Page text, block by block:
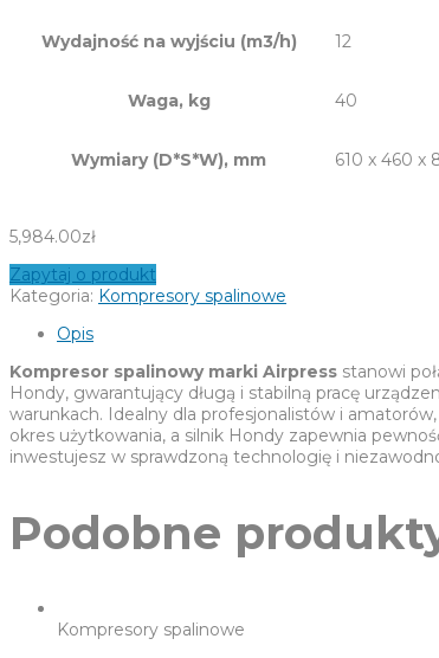
Wydajność na wyjściu (m3/h) 12
Waga, kg 40
Wymiary (D*S*W), mm 610 x 460 x
5,984.00zł
Zapytaj o produkt
Kategoria: Kompresory spalinowe
Opis
Kompresor spalinowy marki Airpress stanowi
Hondy, gwarantujący długą i stabilną pracę
warunkach. Idealny dla profesjonalistów i
okres użytkowania, a silnik Hondy zapewnia
inwestujesz w sprawdzoną technologię i
Podobne
Kompresory spalinowe